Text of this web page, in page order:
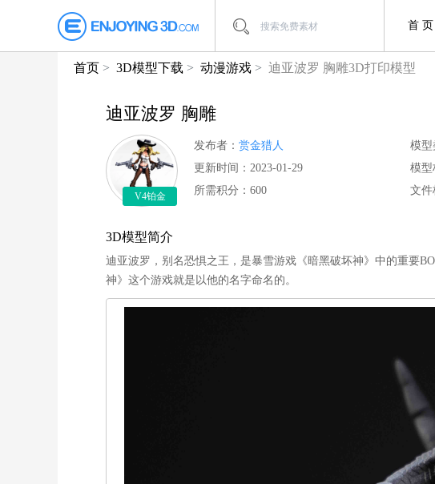
首 页
首页 3D模型下载 动漫游戏 迪亚波罗 胸雕3D打印模型
迪亚波罗 胸雕
V4铂金
发布者： 赏金猎人 模型
更新时间：2023-01-29
模型
所需积分：600
文件
3D模型简介
迪亚波罗，别名恐惧之王，是暴雪游戏《暗黑破坏神》中的重要
神》这个游戏就是以他的名字命名的。